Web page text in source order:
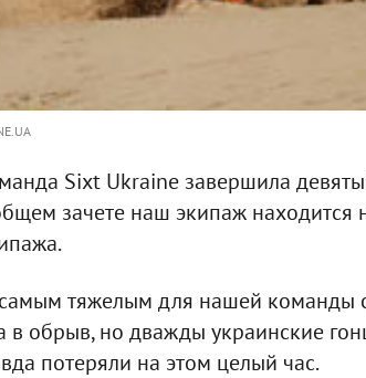
Sixt Ukraine завершила
зачете наш экипаж находится
самым тяжелым для нашей
обрыв, но дважды украинские
потеряли на этом целый час.